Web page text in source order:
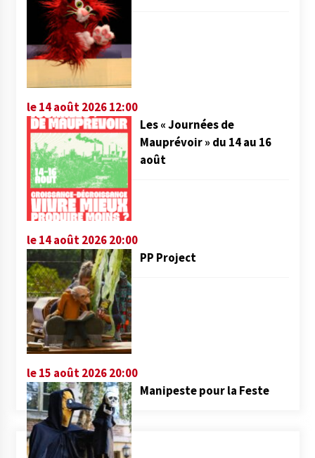
le 14 août 2026 12:00
Les « Journées de
Mauprévoir » du 14 au 16
août
le 14 août 2026 20:00
PP Project
le 15 août 2026 20:00
Manipeste pour la Feste